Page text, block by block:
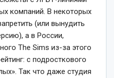
компаний. В некоторых
(или вынудить
а в России,
The Sims из-за этого
с подросткового
Так что даже студия